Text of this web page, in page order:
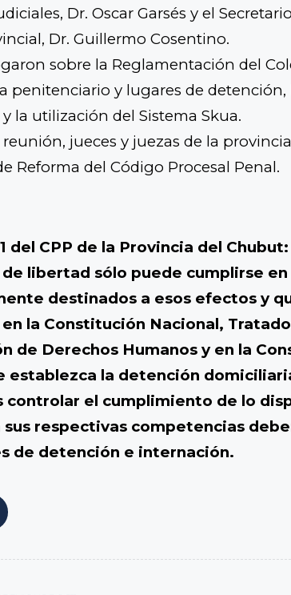
Dr. Oscar Garsés y el
Dr. Guillermo Cosentino.
sobre la Reglamentación del
penitenciario y lugares de
la utilización del Sistema Skua.
reunión, jueces y juezas de la
Reforma del Código Procesal Penal.
del CPP de la Provincia del
libertad sólo puede cumplirse
destinados a esos efectos y
la Constitución Nacional,
de Derechos Humanos y en la
establezca la detención
controlar el cumplimiento de lo
sus respectivas competencias
de detención e internación.